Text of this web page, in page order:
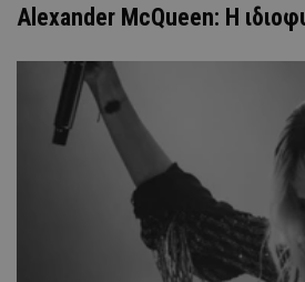
Alexander McQueen: Η